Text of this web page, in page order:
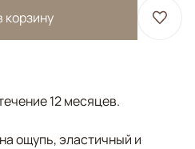
корзину
12 месяцев.
ощупь, эластичный и